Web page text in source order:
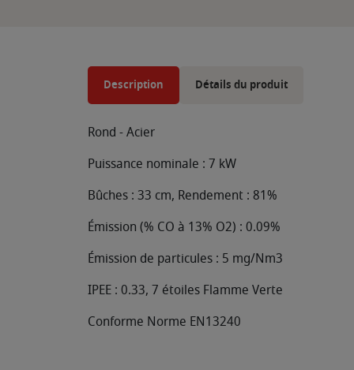
Description Détails du produit
Rond - Acier
Puissance nominale : 7 kW
Bûches : 33 cm, Rendement : 81%
Émission (% CO à 13% O2) : 0.09%
Émission de particules : 5 mg/Nm3
IPEE : 0.33, 7 étoiles Flamme Verte
Conforme Norme EN13240